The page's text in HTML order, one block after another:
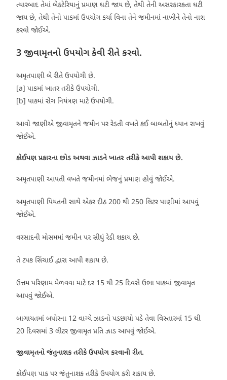
ત્યારબાદ તેમાં બેક્ટેરિયાનું પ્રમાણ ઘટી જાય છે, તેથી તેની અસરકારકતા ઘટી
જાય છે, તેથી તેનો પાકમાં ઉપયોગ કર્યા વિના તેને જમીનમાં નાખીને તેનો નાશ
કરવો જોઈએ.
3 જીવામૃતનો ઉપયોગ કેવી રીતે કરવો.
અમૃતપાણી બે રીતે ઉપયોગી છે.
[a] પાકમાં ખાતર તરીકે ઉપયોગી.
[b] પાકમાં રોગ નિયંત્રણ માટે ઉપયોગી.
આવો જાણીએ જીવામૃતને જમીન પર રેડતી વખતે કઈ બાબતોનું ધ્યાન રાખવું
જોઈએ.
કોઈપણ પ્રકારના છોડ અથવા ઝાડને ખાતર તરીકે આપી શકાય છે.
અમૃતપાણી આપતી વખતે જમીનમાં ભેજનું પ્રમાણ હોવું જોઈએ.
અમૃતપાણી પિયતની સાથે એકર દીઠ 200 થી 250 લિટર પાણીમાં આપવું
જોઈએ.
વરસાદની મોસમમાં જમીન પર સીધું રેડી શકાય છે.
તે ટપક સિંચાઈ દ્વારા આપી શકાય છે.
ઉત્તમ પરિણામ મેળવવા માટે દર 15 થી 25 દિવસે ઉભા પાકમાં જીવામૃત
આપવું જોઈએ.
બાગાયતમાં બપોરના 12 વાગ્યે ઝાડનો પડછાયો પડે તેવા વિસ્તારમાં 15 થી
20 દિવસમાં 3 લીટર જીવામૃત પ્રતિ ઝાડ આપવું જોઈએ.
જીવામૃતનો જંતુનાશક તરીકે ઉપયોગ કરવાની રીત.
કોઈપણ પાક પર જંતુનાશક તરીકે ઉપયોગ કરી શકાય છે.